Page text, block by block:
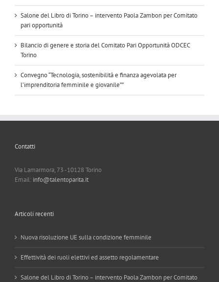
Salone del Libro di Torino – intervento Paola Zambon per Comitato
pari opportunità
Bilancio di genere e storia del Comitato Pari Opportunità ODCEC
Torino
Convegno “Tecnologia, sostenibilità e finanza agevolata per
l’imprenditoria femminile e giovanile””
Contatti
Via Lamarmora, 73 -10128 Torino
Email: info@talentoparita.it
Articoli recenti
Nuova risoluzione UE sulla condizione femminile
Effettività dei ruoli elettivi ed assetto regolamentare
Salone del Libro di Torino – intervento Paola Zambon per Comitato